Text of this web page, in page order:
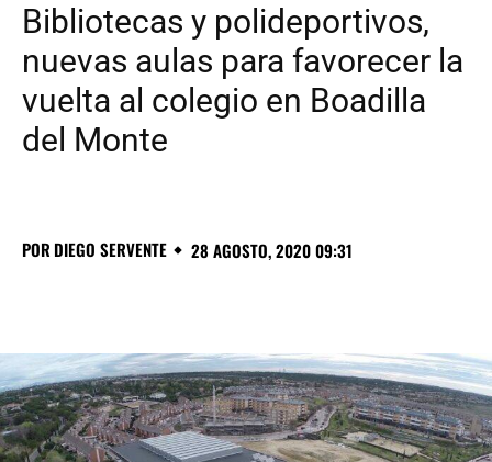
Bibliotecas y polideportivos,
nuevas aulas para favorecer la
vuelta al colegio en Boadilla
del Monte
POR DIEGO SERVENTE 28 AGOSTO, 2020 09:31